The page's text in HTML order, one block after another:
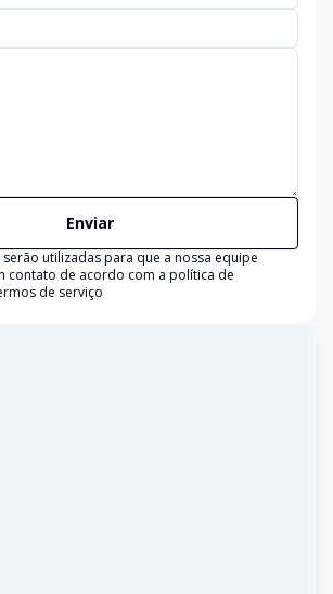
Enviar
utilizadas para que a nossa equipe
contato de acordo com a política de
de serviço